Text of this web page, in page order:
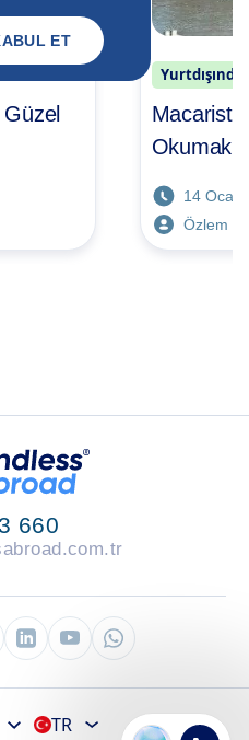
Okumak
14 Ocak
Özlem
660
TR
ET